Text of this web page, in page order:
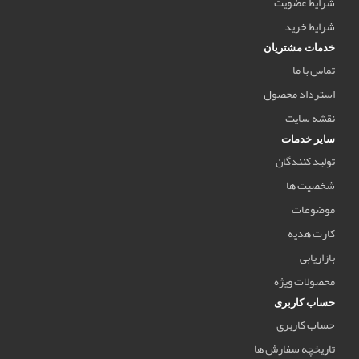
شرایط خرید
خدمات مشتریان
تماس با ما
استرداد محصول
نقشه سایت
سایر خدمات
تولید کنندگان
شخصیت ها
موضوعات
کارت هدیه
بازاریابی
محصولات ویژه
حساب کاربری
حساب کاربری
تاریخچه سفارش ها